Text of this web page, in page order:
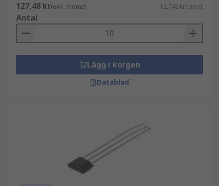
127,48 kr(exkl. moms) 12,748 kr/enhet
Antal
Lägg i korgen
Datablad